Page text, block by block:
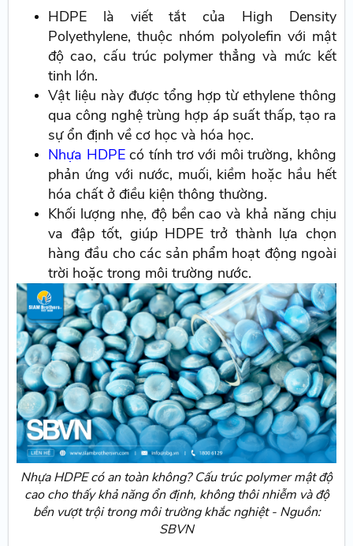
HDPE là viết tắt của High Density
Polyethylene, thuộc nhóm polyolefin với mật
độ cao, cấu trúc polymer thẳng và mức kết
tinh lớn.
Vật liệu này được tổng hợp từ ethylene thông
qua công nghệ trùng hợp áp suất thấp, tạo ra
sự ổn định về cơ học và hóa học.
Nhựa HDPEcó tính trơ với môi trường, không
phản ứng với nước, muối, kiềm hoặc hầu hết
hóa chất ở điều kiện thông thường.
Khối lượng nhẹ, độ bền cao và khả năng chịu
va đập tốt, giúp HDPE trở thành lựa chọn
hàng đầu cho các sản phẩm hoạt động ngoài
trời hoặc trong môi trường nước.
Nhựa HDPE có an toàn không? Cấu trúc polymer mật độ
cao cho thấy khả năng ổn định, không thôi nhiễm và độ
bền vượt trội trong môi trường khắc nghiệt - Nguồn:
SBVN